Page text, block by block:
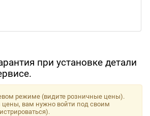
при установке детали
режиме (видите розничные цены).
цены, вам нужно войти под своим